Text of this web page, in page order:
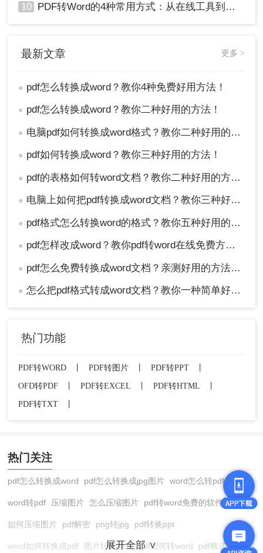
格式的转换了。
以上就是小编对pdf怎么转换成word的方法分享了，
如果你们还有其他疑问或者有更好的转换方法的分
享，也可以到下方留言互动哦~
10 PDF转Word的4种常用方式：从在线工具到桌面软件全梳理！
最新文章 更多 >
● pdf怎么转换成word？教你4种免费好用方法！
● pdf怎么转换成word？教你二种好用的方法！
● 电脑pdf如何转换成word格式？教你二种好用的方法！
● pdf如何转换成word？教你三种好用的方法！
● pdf的表格如何转word文档？教你二种好用的方法！
● 电脑上如何把pdf转换成word文档？教你三种好用的方法！
● pdf格式怎么转换word的格式？教你五种好用的方法！
● pdf怎样改成word？教你pdf转word在线免费方法！
● pdf怎么免费转换成word文档？亲测好用的方法分享！
● 怎么把pdf格式转成word文档？教你一种简单好用的转换方法！
热门功能
PDF转WORD PDF转图片 PDF转PPT
OFD转PDF
PDF转EXCEL PDF转HTML
PDF转TXT
热门关注
pdf怎么转换成word pdf怎么转换成jpg图片 word怎么转pdf
word转pdf 压缩图片 怎么压缩图片 pdf转word免费的软件
如何压缩图片 pdf解密 png转jpg pdf转换ppt
word如何转换成pdf 图片转换格式 pdf如何转word pdf格式转换
展开全部 ∨